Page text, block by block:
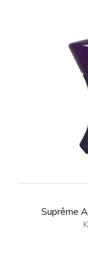
Suprême